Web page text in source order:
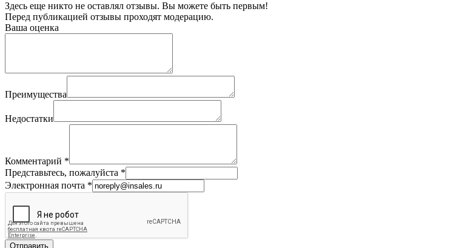
Здесь еще никто не оставлял отзывы. Вы можете быть первым!
Перед публикацией отзывы проходят модерацию.
Ваша оценка
Преимущества
Недостатки
Комментарий *
Представьтесь, пожалуйста *
Электронная почта *
Отправить